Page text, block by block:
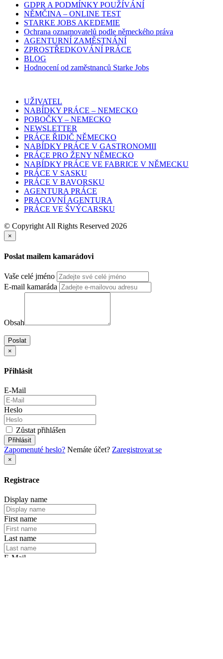
GDPR A PODMÍNKY POUŽÍVÁNÍ
NĚMČINA – ONLINE TEST
STARKE JOBS AKEDEMIE
Ochrana oznamovatelů podle německého práva
AGENTURNÍ ZAMĚSTNÁNÍ
ZPROSTŘEDKOVÁNÍ PRÁCE
BLOG
Hodnocení od zaměstnanců Starke Jobs
UŽIVATEL
NABÍDKY PRÁCE – NEMECKO
POBOČKY – NEMECKO
NEWSLETTER
PRÁCE ŘIDIČ NĚMECKO
NABÍDKY PRÁCE V GASTRONOMII
PRÁCE PRO ŽENY NĚMECKO
NABÍDKY PRÁCE VE FABRICE V NĚMECKU
PRÁCE V SASKU
PRÁCE V BAVORSKU
AGENTURA PRÁCE
PRACOVNÍ AGENTURA
PRÁCE VE ŠVÝCARSKU
© Copyright All Rights Reserved 2026
×
Poslat mailem kamarádovi
Vaše celé jméno
E-mail kamaráda
Obsah
Poslat
×
Přihlásit
E-Mail
Heslo
Zůstat přihlášen
Přihlásit
Zapomenuté heslo? Nemáte účet? Zaregistrovat se
×
Registrace
Display name
First name
Last name
E-Mail